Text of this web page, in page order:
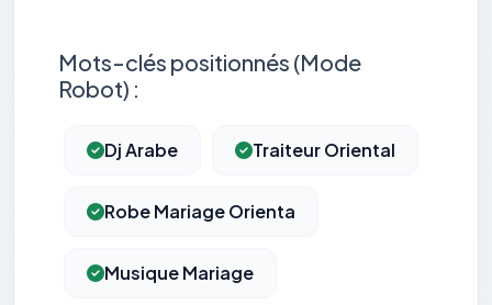
Mots-clés positionnés (Mode
Robot) :
Dj Arabe Traiteur Oriental
Robe Mariage Orienta
Musique Mariage